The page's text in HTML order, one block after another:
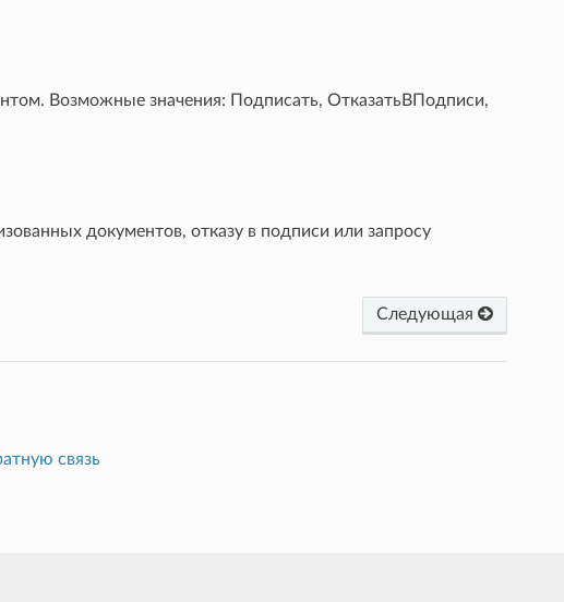
Возможные значения: Подписать, ОтказатьВПодписи,
документов, отказу в подписи или запросу
Следующая
связь